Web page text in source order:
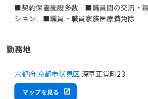
■契約保養施設多数 ■職員間の交流・
ション ■職員・職員家族医療費免除
勤務地
京都府 京都市伏見区 深草正覚町23
マップを見る